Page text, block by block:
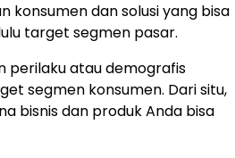
konsumen dan solusi yang bisa
target segmen pasar.
perilaku atau demografis
segmen konsumen. Dari situ,
bisnis dan produk Anda bisa